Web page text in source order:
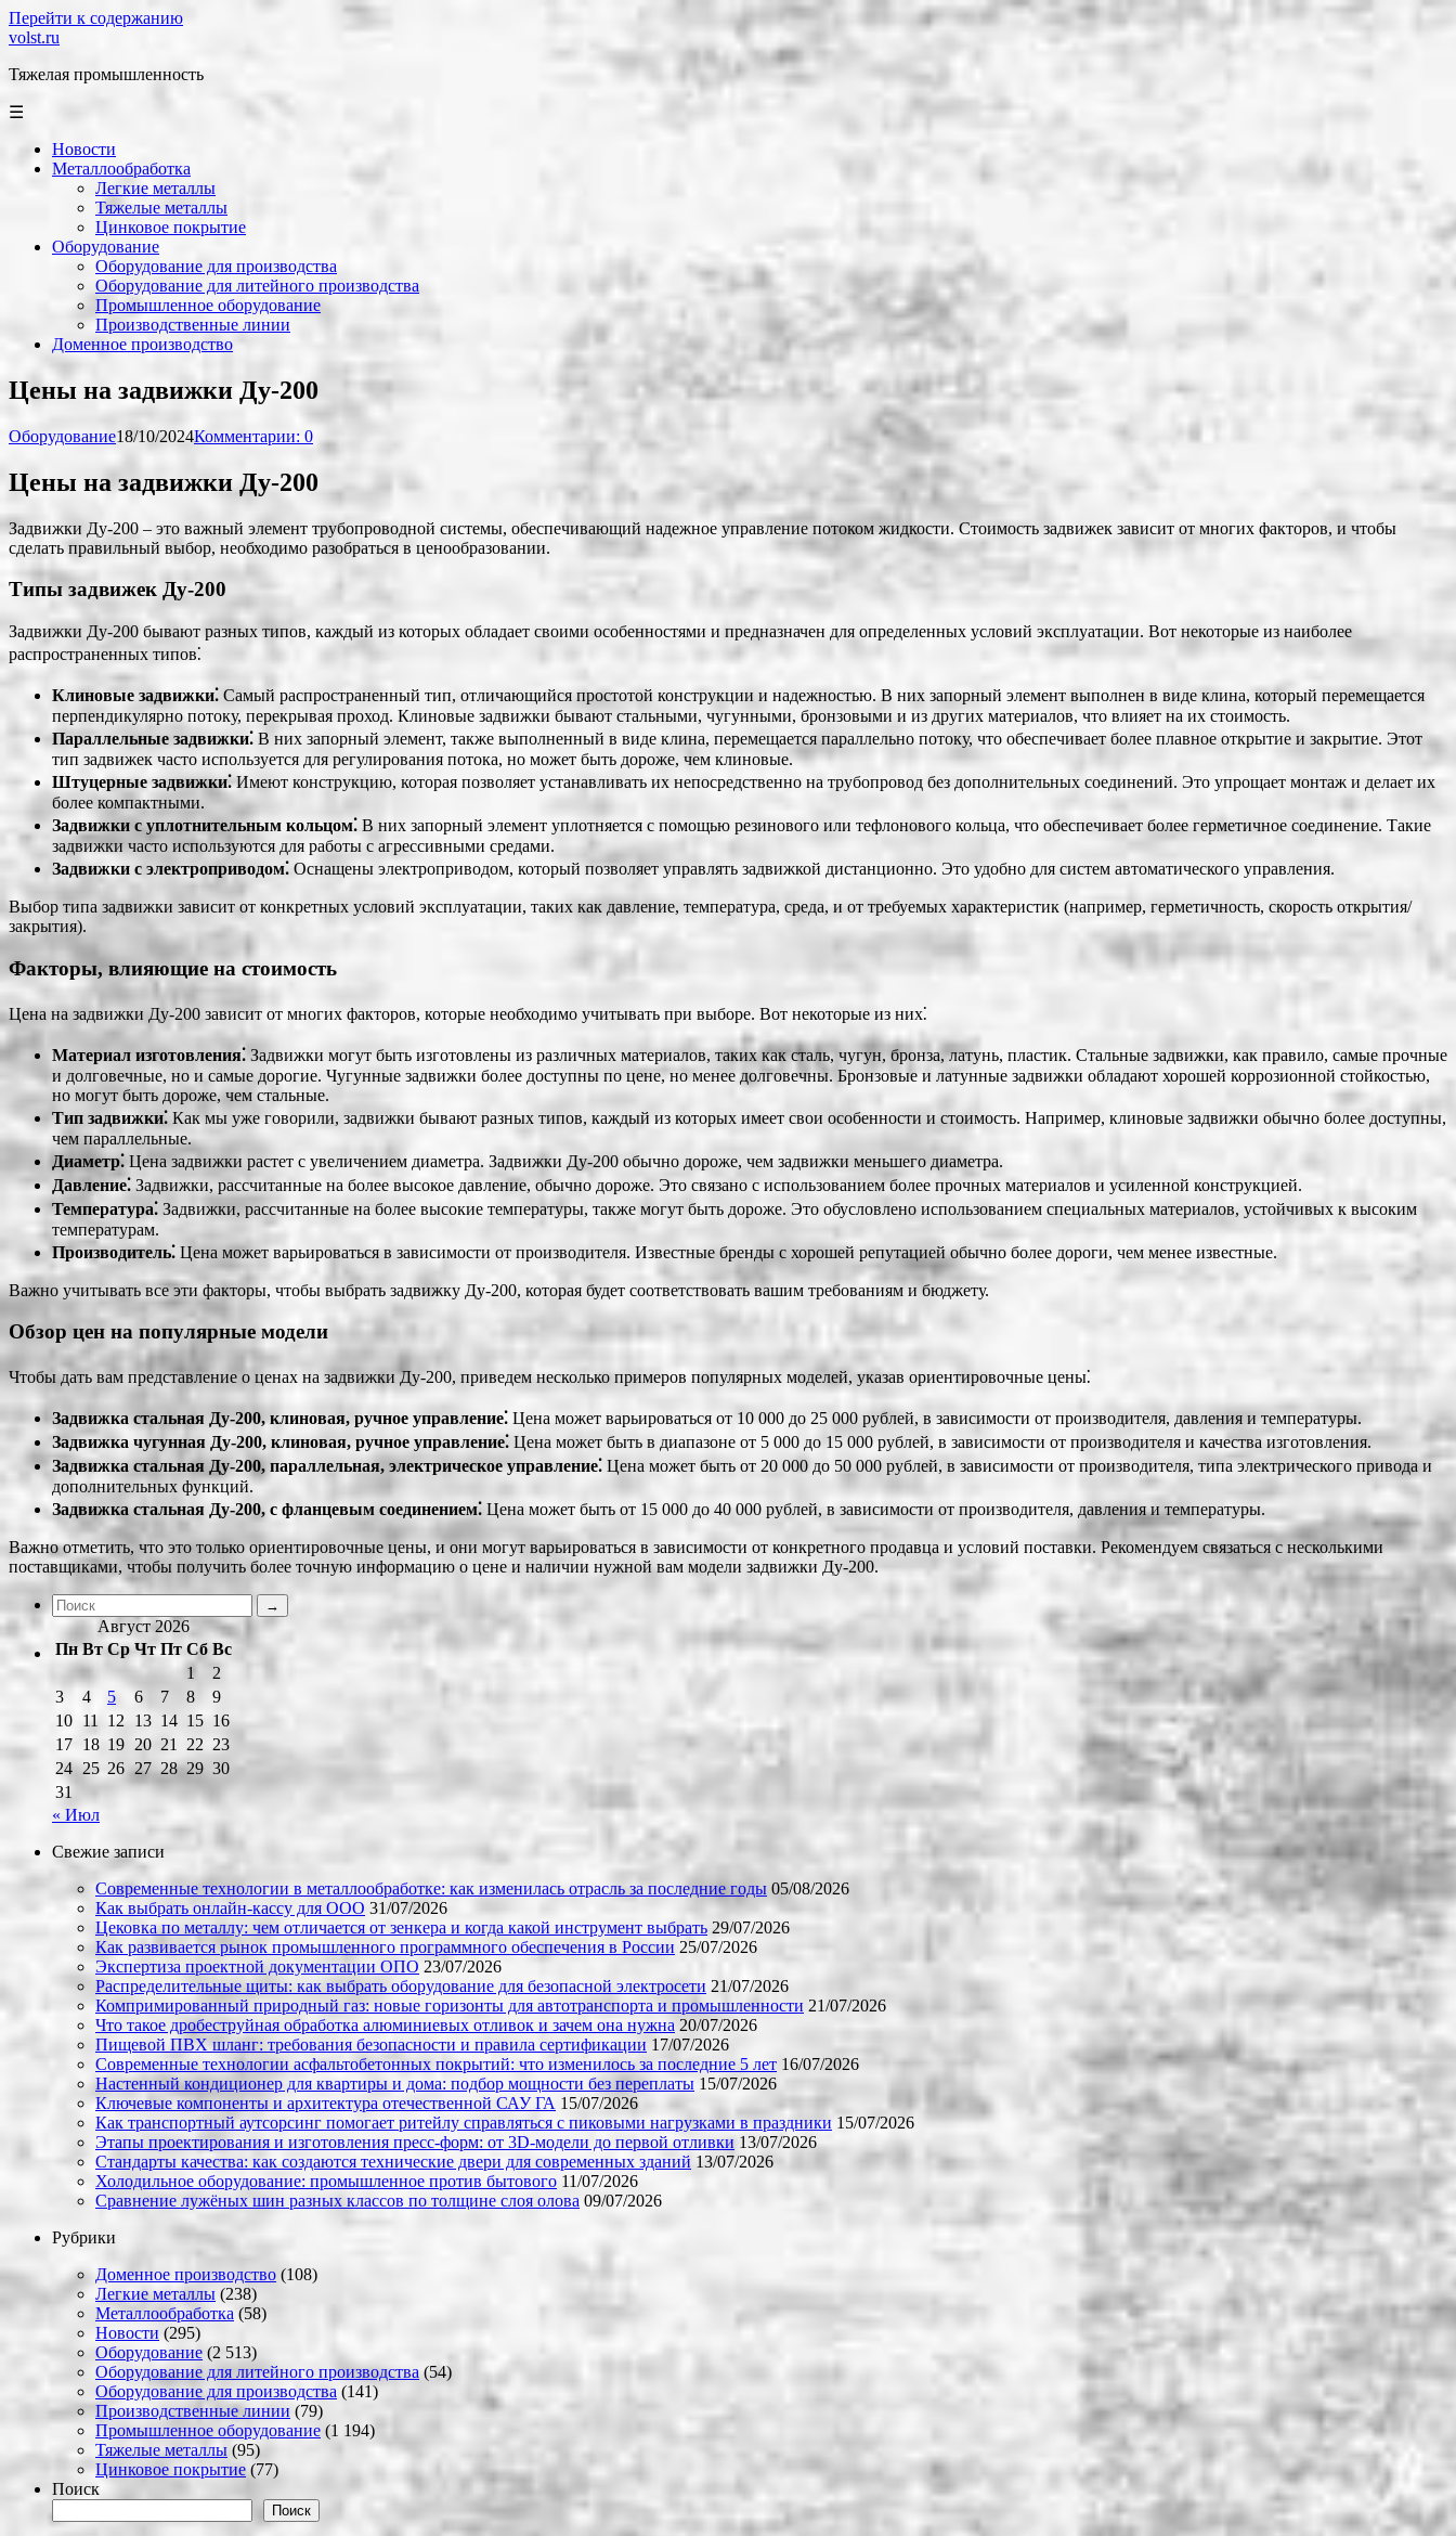
Перейти к содержанию
volst.ru
Тяжелая промышленность
☰
Новости
Металлообработка
Легкие металлы
Тяжелые металлы
Цинковое покрытие
Оборудование
Оборудование для производства
Оборудование для литейного производства
Промышленное оборудование
Производственные линии
Доменное производство
Цены на задвижки Ду-200
Оборудование18/10/2024Комментарии: 0
Цены на задвижки Ду-200
Задвижки Ду-200 – это важный элемент трубопроводной системы, обеспечивающий надежное управление потоком жидкости. Стоимость задвижек зависит от многих факторов, и чтобы
сделать правильный выбор, необходимо разобраться в ценообразовании.
Типы задвижек Ду-200
Задвижки Ду-200 бывают разных типов, каждый из которых обладает своими особенностями и предназначен для определенных условий эксплуатации. Вот некоторые из наиболее
распространенных типов⁚
Клиновые задвижки⁚ Самый распространенный тип, отличающийся простотой конструкции и надежностью. В них запорный элемент выполнен в виде клина, который перемещается
перпендикулярно потоку, перекрывая проход. Клиновые задвижки бывают стальными, чугунными, бронзовыми и из других материалов, что влияет на их стоимость.
Параллельные задвижки⁚ В них запорный элемент, также выполненный в виде клина, перемещается параллельно потоку, что обеспечивает более плавное открытие и закрытие. Этот
тип задвижек часто используется для регулирования потока, но может быть дороже, чем клиновые.
Штуцерные задвижки⁚Имеют конструкцию, которая позволяет устанавливать их непосредственно на трубопровод без дополнительных соединений. Это упрощает монтаж и делает их
более компактными.
Задвижки с уплотнительным кольцом⁚ В них запорный элемент уплотняется с помощью резинового или тефлонового кольца, что обеспечивает более герметичное соединение. Такие
задвижки часто используются для работы с агрессивными средами.
Задвижки с электроприводом⁚ Оснащены электроприводом, который позволяет управлять задвижкой дистанционно. Это удобно для систем автоматического управления.
Выбор типа задвижки зависит от конкретных условий эксплуатации, таких как давление, температура, среда, и от требуемых характеристик (например, герметичность, скорость открытия/
закрытия).
Факторы, влияющие на стоимость
Цена на задвижки Ду-200 зависит от многих факторов, которые необходимо учитывать при выборе. Вот некоторые из них⁚
Материал изготовления⁚ Задвижки могут быть изготовлены из различных материалов, таких как сталь, чугун, бронза, латунь, пластик. Стальные задвижки, как правило, самые прочные
и долговечные, но и самые дорогие. Чугунные задвижки более доступны по цене, но менее долговечны. Бронзовые и латунные задвижки обладают хорошей коррозионной стойкостью,
но могут быть дороже, чем стальные.
Тип задвижки⁚ Как мы уже говорили, задвижки бывают разных типов, каждый из которых имеет свои особенности и стоимость. Например, клиновые задвижки обычно более доступны,
чем параллельные.
Диаметр⁚ Цена задвижки растет с увеличением диаметра. Задвижки Ду-200 обычно дороже, чем задвижки меньшего диаметра.
Давление⁚ Задвижки, рассчитанные на более высокое давление, обычно дороже. Это связано с использованием более прочных материалов и усиленной конструкцией.
Температура⁚ Задвижки, рассчитанные на более высокие температуры, также могут быть дороже. Это обусловлено использованием специальных материалов, устойчивых к высоким
температурам.
Производитель⁚ Цена может варьироваться в зависимости от производителя. Известные бренды с хорошей репутацией обычно более дороги, чем менее известные.
Важно учитывать все эти факторы, чтобы выбрать задвижку Ду-200, которая будет соответствовать вашим требованиям и бюджету.
Обзор цен на популярные модели
Чтобы дать вам представление о ценах на задвижки Ду-200, приведем несколько примеров популярных моделей, указав ориентировочные цены⁚
Задвижка стальная Ду-200, клиновая, ручное управление⁚ Цена может варьироваться от 10 000 до 25 000 рублей, в зависимости от производителя, давления и температуры.
Задвижка чугунная Ду-200, клиновая, ручное управление⁚ Цена может быть в диапазоне от 5 000 до 15 000 рублей, в зависимости от производителя и качества изготовления.
Задвижка стальная Ду-200, параллельная, электрическое управление⁚ Цена может быть от 20 000 до 50 000 рублей, в зависимости от производителя, типа электрического привода и
дополнительных функций.
Задвижка стальная Ду-200, с фланцевым соединением⁚ Цена может быть от 15 000 до 40 000 рублей, в зависимости от производителя, давления и температуры.
Важно отметить, что это только ориентировочные цены, и они могут варьироваться в зависимости от конкретного продавца и условий поставки. Рекомендуем связаться с несколькими
поставщиками, чтобы получить более точную информацию о цене и наличии нужной вам модели задвижки Ду-200.
Август 2026
Пн Вт Ср Чт Пт Сб Вс
1
2
3
4 5 6 7 8
9
10 11 12 13 14 15 16
17 18 19 20 21 22 23
24 25 26 27 28 29 30
31
« Июл
Свежие записи
Современные технологии в металлообработке: как изменилась отрасль за последние годы 05/08/2026
Как выбрать онлайн-кассу для ООО 31/07/2026
Цековка по металлу: чем отличается от зенкера и когда какой инструмент выбрать 29/07/2026
Как развивается рынок промышленного программного обеспечения в России 25/07/2026
Экспертиза проектной документации ОПО 23/07/2026
Распределительные щиты: как выбрать оборудование для безопасной электросети 21/07/2026
Компримированный природный газ: новые горизонты для автотранспорта и промышленности 21/07/2026
Что такое дробеструйная обработка алюминиевых отливок и зачем она нужна 20/07/2026
Пищевой ПВХ шланг: требования безопасности и правила сертификации 17/07/2026
Современные технологии асфальтобетонных покрытий: что изменилось за последние 5 лет 16/07/2026
Настенный кондиционер для квартиры и дома: подбор мощности без переплаты 15/07/2026
Ключевые компоненты и архитектура отечественной САУ ГА 15/07/2026
Как транспортный аутсорсинг помогает ритейлу справляться с пиковыми нагрузками в праздники 15/07/2026
Этапы проектирования и изготовления пресс-форм: от 3D-модели до первой отливки 13/07/2026
Стандарты качества: как создаются технические двери для современных зданий 13/07/2026
Холодильное оборудование: промышленное против бытового 11/07/2026
Сравнение лужёных шин разных классов по толщине слоя олова 09/07/2026
Рубрики
Доменное производство (108)
Легкие металлы (238)
Металлообработка (58)
Новости (295)
Оборудование (2 513)
Оборудование для литейного производства (54)
Оборудование для производства (141)
Производственные линии (79)
Промышленное оборудование (1 194)
Тяжелые металлы (95)
Цинковое покрытие (77)
Поиск
Поиск